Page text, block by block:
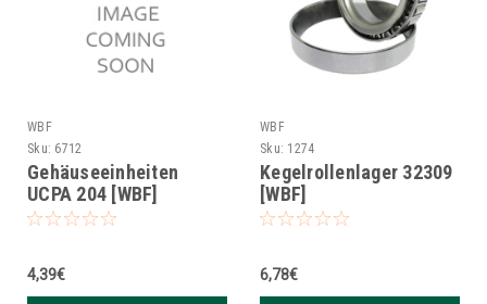
WBF
Sku: 6712
Gehäuseeinheiten
UCPA 204 [WBF]
4,39€
WBF
Sku: 1274
Kegelrollenlager 32309
[WBF]
6,78€